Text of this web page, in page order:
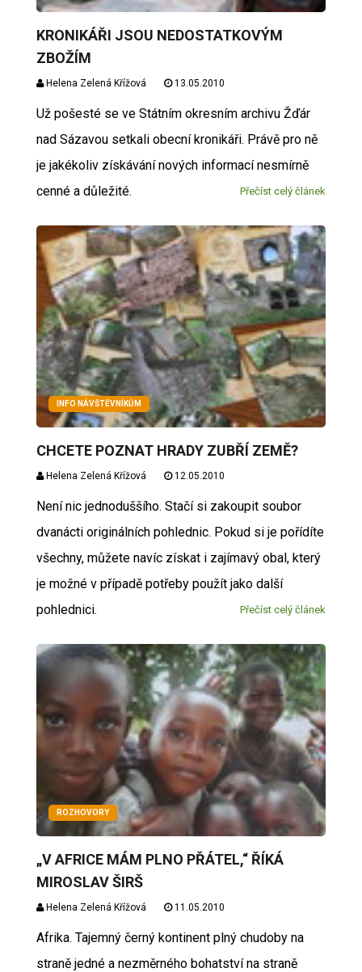
KRONIKÁŘI JSOU NEDOSTATKOVÝM
ZBOŽÍM
Helena Zelená Křížová 13.05.2010
Už pošesté se ve Státním okresním archivu Žďár
nad Sázavou setkali obecní kronikáři. Právě pro ně
je jakékoliv získávání nových informací nesmírně
cenné a důležité.
Přečíst celý článek
INFO NÁVŠTĚVNÍKŮM
CHCETE POZNAT HRADY ZUBŘÍ ZEMĚ?
Helena Zelená Křížová 12.05.2010
Není nic jednoduššího. Stačí si zakoupit soubor
dvanácti originálních pohlednic. Pokud si je pořídíte
všechny, můžete navíc získat i zajímavý obal, který
je možné v případě potřeby použít jako další
pohlednici.
Přečíst celý článek
ROZHOVORY
„V AFRICE MÁM PLNO PŘÁTEL,“ ŘÍKÁ
MIROSLAV ŠIRŠ
Helena Zelená Křížová 11.05.2010
Afrika. Tajemný černý kontinent plný chudoby na
straně jedné a nezměrného bohatství na straně